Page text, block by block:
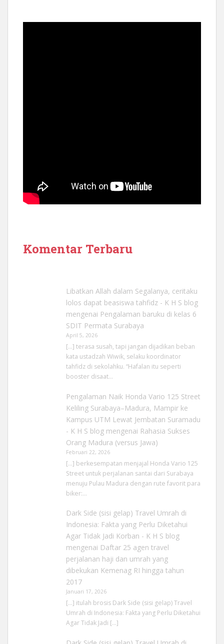
Komentar Terbaru
Libatkan Allah dalam Segalanya, ceritaku
lolos dapat beasiswa tahfidz - K H S blog
mengenai Pengalaman baruku di kelas 6
SDIT Permata Surabaya
April 5, 2026
[…] terasa susah, tapi jangan dijadikan beban
kata ustadzah Wiwik, selaku koordinator
tahfidz di sekolahku. “Hafalan itu seperti
booster disaat…
Pengalaman Naik Honda Vario 125 Street
Keliling Surabaya–Madura, Mampir ke
Kampus UTM Lewat Jembatan Suramadu
- K H S blogmengenai Rahasia Sukses
Orang Madura (versus Jawa)
Februari 22, 2026
[…] berkesempatan menjajal Honda Vario 125
Street untuk perjalanan santai dari Surabaya
menuju Pulau Madura dengan rute favorit para
biker:…
Dark Side (sisi gelap) Travel Umrah di
Indonesia: Fakta yang Perlu Diketahui
Agar Tidak Jadi Korban - K H S blog
mengenai Daftar 25 agen travel
perjalanan haji dan umrah yang
dibekukan Kemenag RI hingga tahun
2017
Januari 17, 2026
[…] itulah brosis Dark Side (sisi gelap) Travel
Umrah di Indonesia: Fakta yang Perlu Diketahui
Agar Tidak Jadi […]